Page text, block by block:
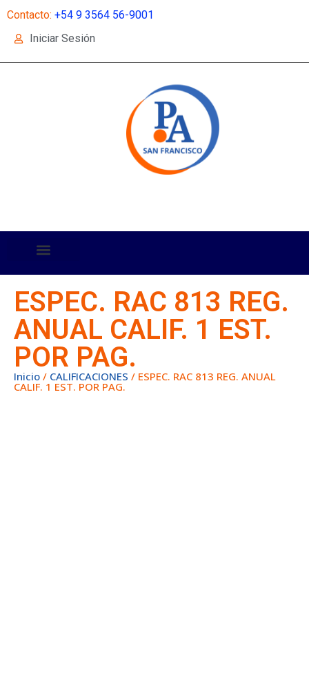
Contacto: +54 9 3564 56-9001
Iniciar Sesión
ESPEC. RAC 813 REG.
ANUAL CALIF. 1 EST.
POR PAG.
Inicio / CALIFICACIONES / ESPEC. RAC 813 REG. ANUAL
CALIF. 1 EST. POR PAG.